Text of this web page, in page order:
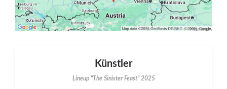
Künstler
Lineup "The Sinister Feast" 2025